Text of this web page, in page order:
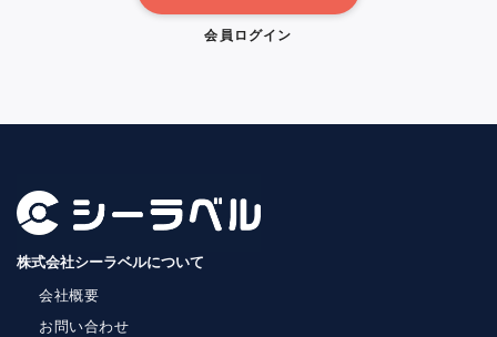
会員ログイン
株式会社シーラベルについて
会社概要
お問い合わせ